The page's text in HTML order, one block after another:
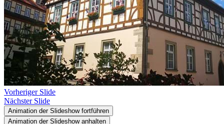
Vorheriger Slide
Nächster Slide
Animation der Slideshow fortführen
Animation der Slideshow anhalten